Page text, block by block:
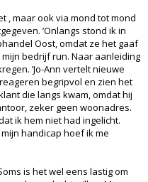
, maar ook via mond tot mond
’Onlangs stond ik in
Oost, omdat ze het gaaf
bedrijf run. Naar aanleiding
’Jo-Ann vertelt nieuwe
begripvol en zien het
die langs kwam, omdat hij
zeker geen woonadres.
ik hem niet had ingelicht.
handicap hoef ik me
is het wel eens lastig om